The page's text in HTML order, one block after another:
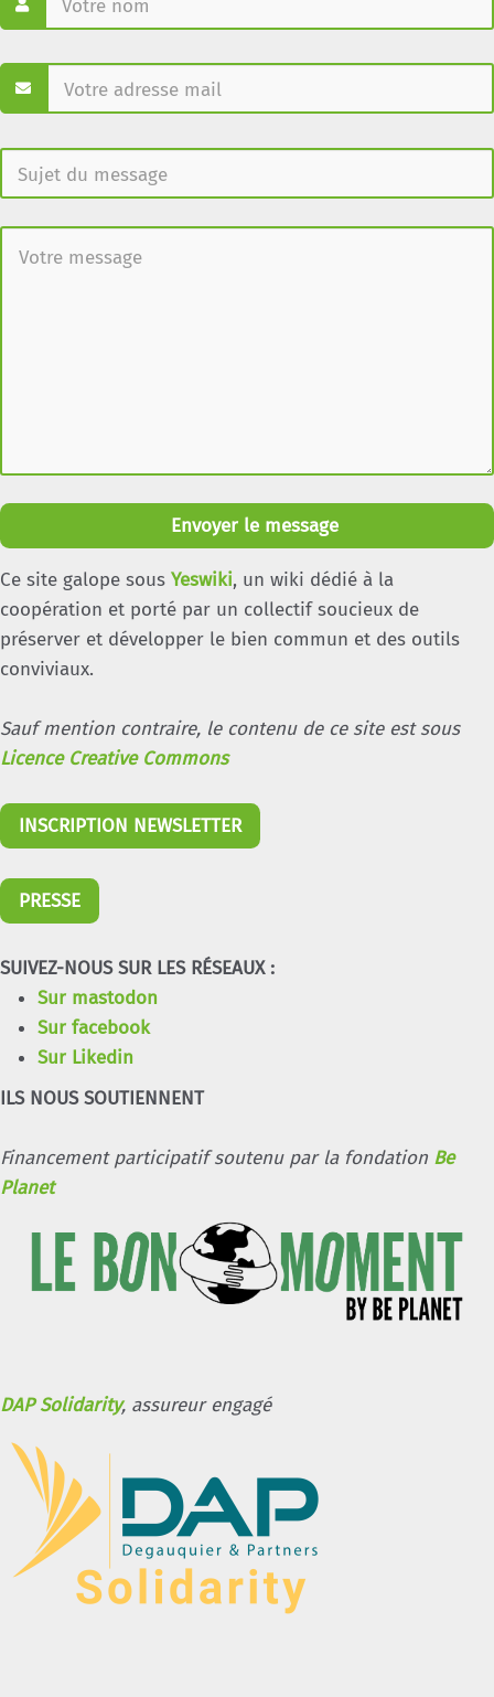
Envoyer le message
Ce site galope sous Yeswiki, un wiki dédié à la
coopération et porté par un collectif soucieux de
préserver et développer le bien commun et des outils
conviviaux.
Sauf mention contraire, le contenu de ce site est sous
Licence Creative Commons
INSCRIPTION NEWSLETTER
PRESSE
SUIVEZ-NOUS SUR LES RÉSEAUX :
Sur mastodon
Sur facebook
Sur Likedin
ILS NOUS SOUTIENNENT
Financement participatif soutenu par la fondation Be
Planet
DAP Solidarity, assureur engagé